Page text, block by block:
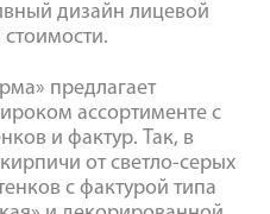
дизайн лицевой
предлагает
ассортименте с
и фактур. Так, в
от светло-серых
с фактурой типа